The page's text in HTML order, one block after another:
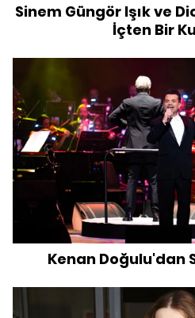
Sinem Güngör Işık ve
İçten Bir
Kenan Doğulu'dan